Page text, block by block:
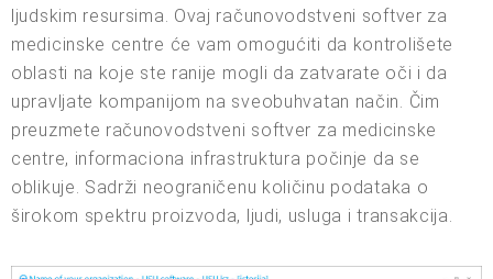
ljudskim resursima. Ovaj računovodstveni softver za
medicinske centre će vam omogućiti da kontrolišete
oblasti na koje ste ranije mogli da zatvarate oči i da
upravljate kompanijom na sveobuhvatan način. Čim
preuzmete računovodstveni softver za medicinske
centre, informaciona infrastruktura počinje da se
oblikuje. Sadrži neograničenu količinu podataka o
širokom spektru proizvoda, ljudi, usluga i transakcija.